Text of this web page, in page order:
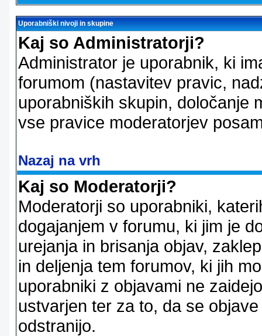
Uporabniški nivoji in skupine
Kaj so Administratorji?
Administrator je uporabnik, ki
forumom (nastavitev pravic,
uporabniških skupin, določanje
vse pravice moderatorjev
Nazaj na vrh
Kaj so Moderatorji?
Moderatorji so uporabniki,
dogajanjem v forumu, ki jim je
urejanja in brisanja objav,
in deljenja tem forumov, ki jih
uporabniki z objavami ne
ustvarjen ter za to, da se
odstranijo.